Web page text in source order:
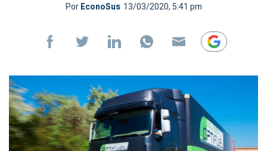
PorEconoSus 13/03/2020, 5:41 pm